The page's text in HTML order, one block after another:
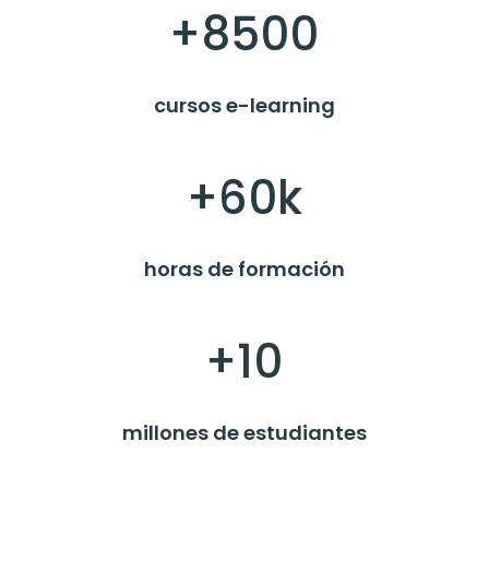
+8500
cursos e-learning
+60k
horas de formación
+10
millones de estudiantes